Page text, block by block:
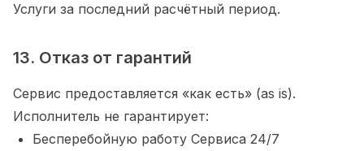
Услуги за последний расчётный период.
13. Отказ от гарантий
Сервис предоставляется «как есть» (as is).
Исполнитель не гарантирует:
Бесперебойную работу Сервиса 24/7